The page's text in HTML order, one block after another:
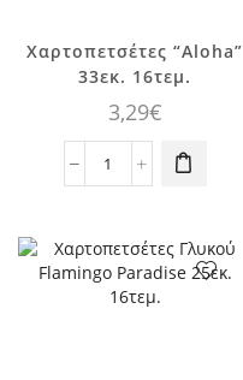
Χαρτοπετσέτες “Aloha”
33εκ. 16τεμ.
3,29€
Χαρτοπετσέτες
16τεμ.
ποσότητα